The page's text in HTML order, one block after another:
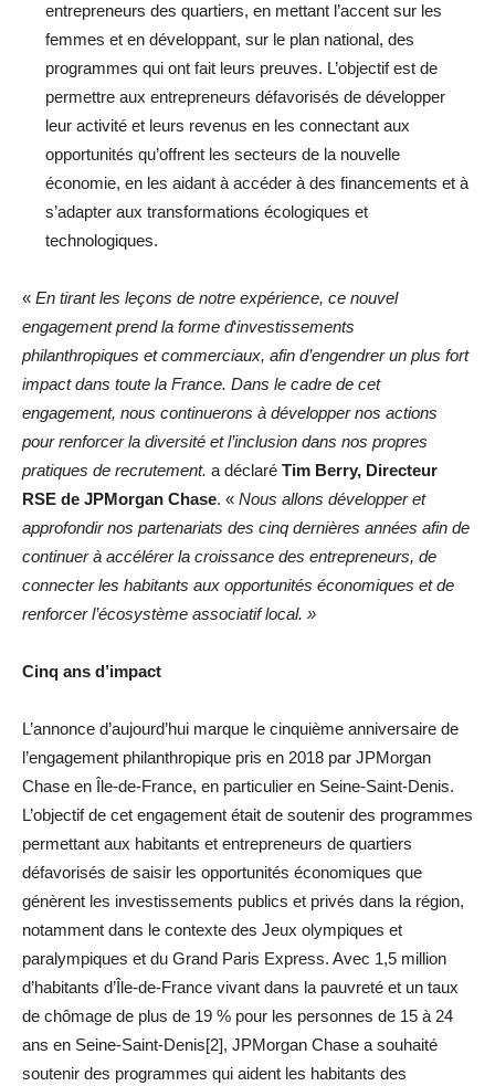
entrepreneurs des quartiers, en mettant l’accent sur les
femmes et en développant, sur le plan national, des
programmes qui ont fait leurs preuves. L’objectif est de
permettre aux entrepreneurs défavorisés de développer
leur activité et leurs revenus en les connectant aux
opportunités qu’offrent les secteurs de la nouvelle
économie, en les aidant à accéder à des financements et à
s’adapter aux transformations écologiques et
technologiques.
« En tirant les leçons de notre expérience, ce nouvel
engagement prend la forme d‘investissements
philanthropiques et commerciaux, afin d’engendrer un plus fort
impact dans toute la France. Dans le cadre de cet
engagement, nous continuerons à développer nos actions
pour renforcer la diversité et l’inclusion dans nos propres
pratiques de recrutement. a déclaré Tim Berry, Directeur
RSE de JPMorgan Chase. « Nous allons développer et
approfondir nos partenariats des cinq dernières années afin de
continuer à accélérer la croissance des entrepreneurs, de
connecter les habitants aux opportunités économiques et de
renforcer l’écosystème associatif local. »
Cinq ans d’impact
L’annonce d’aujourd’hui marque le cinquième anniversaire de
l’engagement philanthropique pris en 2018 par JPMorgan
Chase en Île-de-France, en particulier en Seine-Saint-Denis.
L’objectif de cet engagement était de soutenir des programmes
permettant aux habitants et entrepreneurs de quartiers
défavorisés de saisir les opportunités économiques que
génèrent les investissements publics et privés dans la région,
notamment dans le contexte des Jeux olympiques et
paralympiques et du Grand Paris Express. Avec 1,5 million
d’habitants d’Île-de-France vivant dans la pauvreté et un taux
de chômage de plus de 19 % pour les personnes de 15 à 24
ans en Seine-Saint-Denis[2], JPMorgan Chase a souhaité
soutenir des programmes qui aident les habitants des